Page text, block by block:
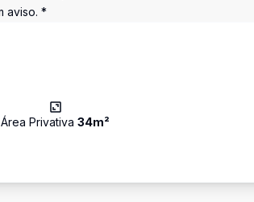
aviso. *
Área Privativa34m²